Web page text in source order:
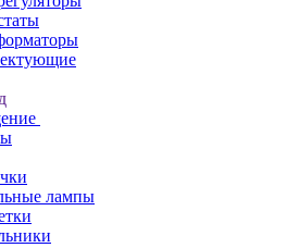
лампы